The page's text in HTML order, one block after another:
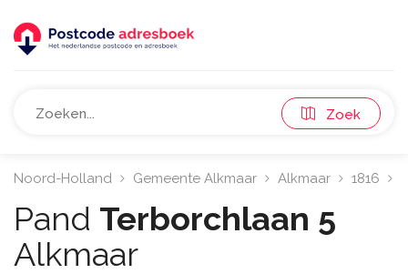
Zoek
Noord-Holland Gemeente Alkmaar Alkmaar 1816
Pand Terborchlaan 5
Alkmaar